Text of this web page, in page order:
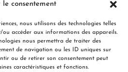
le consentement
nous utilisons des technologies telles
ou accéder aux informations des appareils.
nous permettra de traiter des
de navigation ou les ID uniques sur
ou de retirer son consentement peut
caractéristiques et fonctions.